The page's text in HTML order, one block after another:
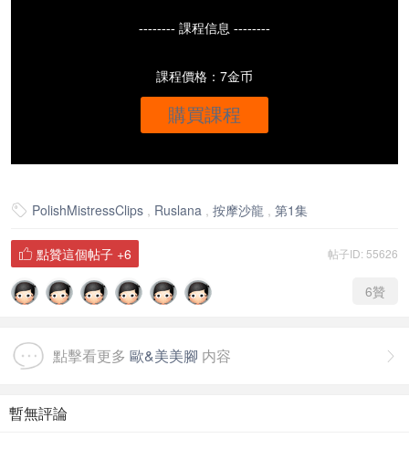
-------- 課程信息 --------
課程價格：7金币
購買課程
 PolishMistressClips , Ruslana , 按摩沙龍 , 第1集
帖子ID: 55626
 點贊這個帖子 +6
6贊

點擊看更多 歐&美美腳 内容
暫無評論